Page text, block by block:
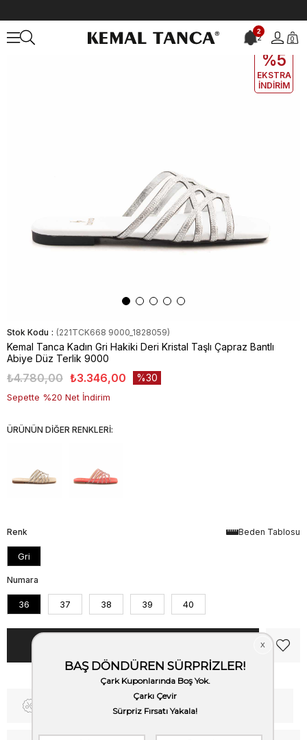
2
2 0
EKLE5
%5
EKSTRA
İNDİRİM
Stok Kodu (221TCK668 9000_1828059)
Kemal Tanca Kadın Gri Hakiki Deri Kristal Taşlı Çapraz Bantlı
Abiye Düz Terlik 9000
₺4.780,00 ₺3.346,00 30
Sepette %20 Net İndirim
ÜRÜNÜN DİĞER RENKLERİ:
Beden Tablosu
Renk
Gri
Numara
36 37 38 39 40
Fiyat Düşünce Haber Ver